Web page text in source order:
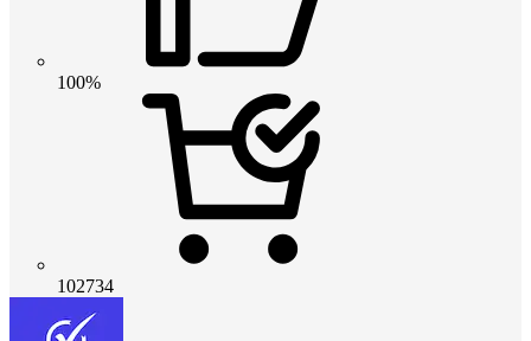
100%
102734